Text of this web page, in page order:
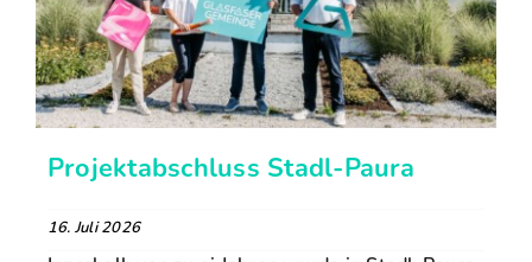
Projektabschluss Stadl-Paura
16. Juli 2026